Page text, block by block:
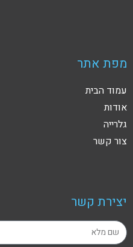
מפת אתר
עמוד הבית
אודות
גלרייה
צור קשר
יצירת קשר